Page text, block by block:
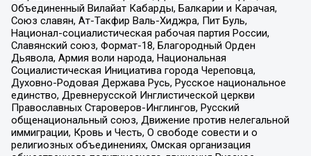
Объединенный Вилайат Кабарды, Балкарии и Карачая,
Союз славян, Ат-Такфир Валь-Хиджра, Пит Буль,
Национал-социалистическая рабочая партия России,
Славянский союз, Формат-18, Благородный Орден
Дьявола, Армия воли народа, Национальная
Социалистическая Инициатива города Череповца,
Духовно-Родовая Держава Русь, Русское национальное
единство, Древнерусской Инглистической церкви
Православных Староверов-Инглингов, Русский
общенациональный союз, Движение против нелегальной
иммиграции, Кровь и Честь, О свободе совести и о
религиозных объединениях, Омская организация